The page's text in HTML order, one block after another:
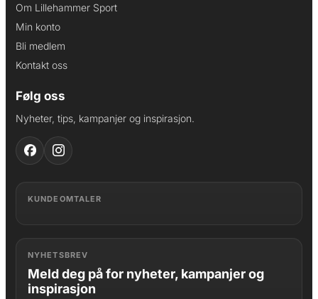
Om Lillehammer Sport
Min konto
Bli medlem
Kontakt oss
Følg oss
Nyheter, tips, kampanjer og inspirasjon.
KUNDEOMTALER
NYHETSBREV
Meld deg på for nyheter, kampanjer og
inspirasjon